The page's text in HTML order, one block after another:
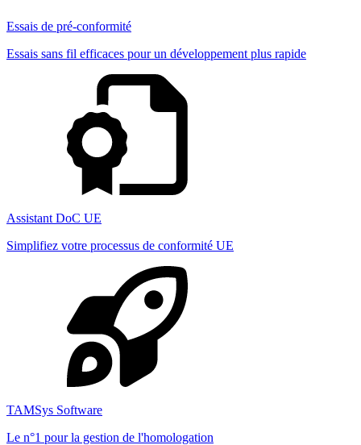
Essais de pré-conformité
Essais sans fil efficaces pour un développement plus rapide
Assistant DoC UE
Simplifiez votre processus de conformité UE
TAMSys Software
Le n°1 pour la gestion de l'homologation